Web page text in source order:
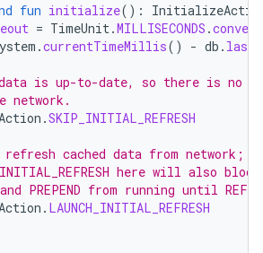
fun initialize():
= TimeUnit .MILLISECONDS .convert
.currentTimeMillis() - db .
is up-to-date, so there is no
network.
.SKIP_INITIAL_REFRESH
cached data from network;
here will also
PREPEND from running until
. LAUNCH_INITIAL_REFRESH